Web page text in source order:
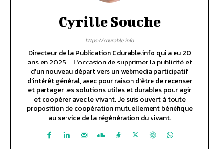
Cyrille Souche
https://cdurable.info
Directeur de la Publication Cdurable.info qui a eu 20
ans en 2025 ... L'occasion de supprimer la publicité et
d'un nouveau départ vers un webmedia participatif
d'intérêt général, avec pour raison d'être de recenser
et partager les solutions utiles et durables pour agir
et coopérer avec le vivant. Je suis ouvert à toute
proposition de coopération mutuellement bénéfique
au service de la régénération du vivant.